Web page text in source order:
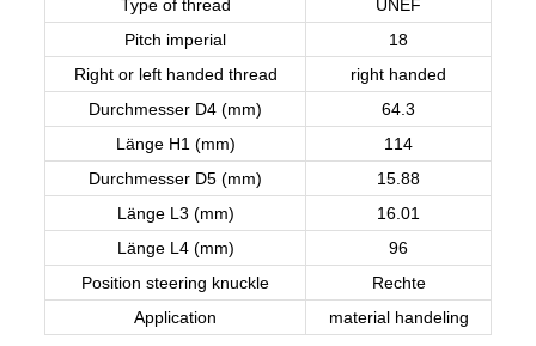
Type of thread
UNEF
Pitch imperial
18
Right or left handed thread
right handed
Durchmesser D4 (mm)
64.3
Länge H1 (mm)
114
Durchmesser D5 (mm)
15.88
Länge L3 (mm)
16.01
Länge L4 (mm)
96
Position steering knuckle
Rechte
Application
material handeling